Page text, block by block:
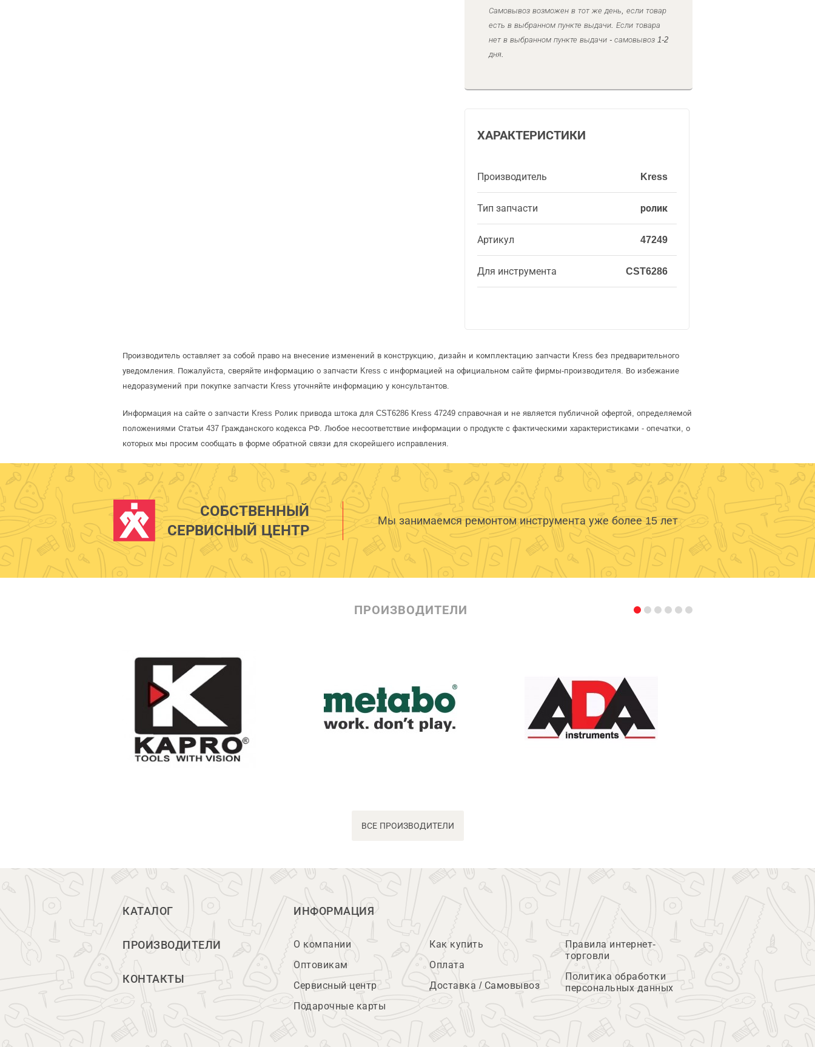
Самовывоз возможен в тот же день, если товар
есть в выбранном пункте выдачи. Если товара
нет в выбранном пункте выдачи - самовывоз 1-2
дня.
ХАРАКТЕРИСТИКИ
Производитель Kress
Тип запчасти ролик
Артикул 47249
Для инструмента CST6286
Производитель оставляет за собой право на внесение изменений в конструкцию, дизайн и комплектацию запчасти Kress без предварительного
уведомления. Пожалуйста, сверяйте информацию о запчасти Kress с информацией на официальном сайте фирмы-производителя. Во избежание
недоразумений при покупке запчасти Kress уточняйте информацию у консультантов.
Информация на сайте о запчасти Kress Ролик привода штока для CST6286 Kress 47249 справочная и не является публичной офертой, определяемой
положениями Статьи 437 Гражданского кодекса РФ. Любое несоответствие информации о продукте с фактическими характеристиками - опечатки, о
которых мы просим сообщать в форме обратной связи для скорейшего исправления.
СОБСТВЕННЫЙ
СЕРВИСНЫЙ ЦЕНТР
Мы занимаемся ремонтом инструмента уже более 15 лет
ПРОИЗВОДИТЕЛИ
ВСЕ ПРОИЗВОДИТЕЛИ
КАТАЛОГ
ПРОИЗВОДИТЕЛИ
КОНТАКТЫ
ИНФОРМАЦИЯ
О компании
Оптовикам
Сервисный центр
Подарочные карты
Как купить
Оплата
Доставка / Самовывоз
Правила интернет-
торговли
Политика обработки
персональных данных